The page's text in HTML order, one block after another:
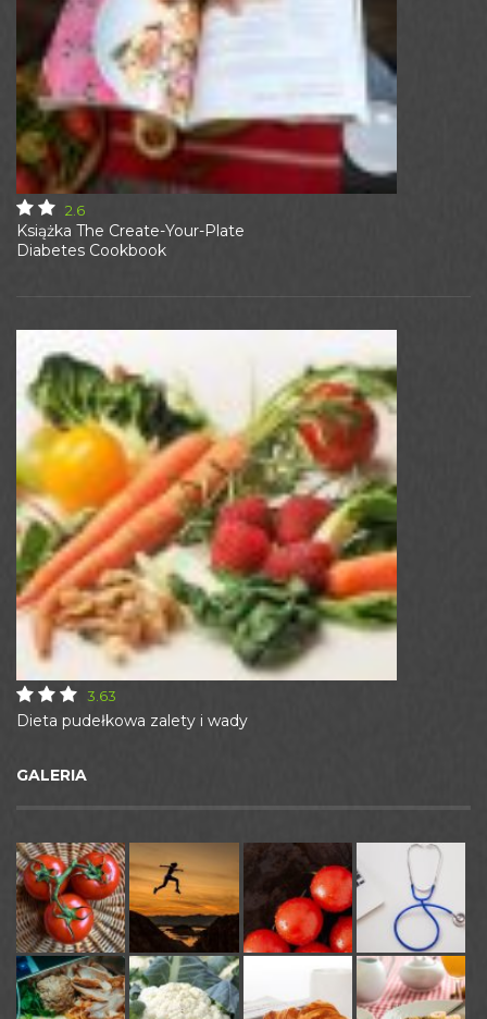
Książka The Create-Your-Plate
Diabetes Cookbook
2.6
Dieta pudełkowa zalety i wady
3.63
GALERIA